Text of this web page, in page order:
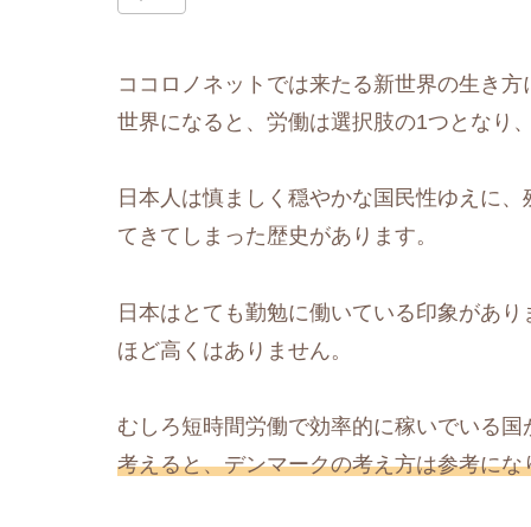
ココロノネットでは来たる新世界の生き
世界になると、労働は選択肢の1つとなり
日本人は慎ましく穏やかな国民性ゆえに
てきてしまった歴史があります。
日本はとても勤勉に働いている印象があ
ほど高くはありません。
むしろ短時間労働で効率的に稼いでいる
考えると、デンマークの考え方は参考にな